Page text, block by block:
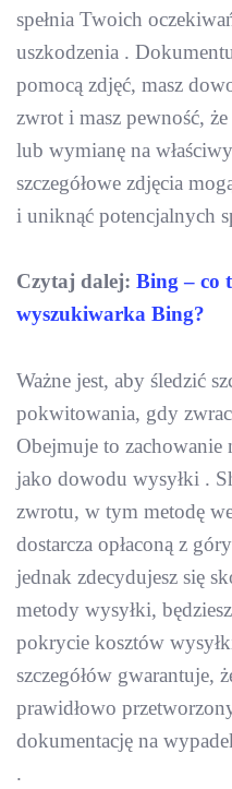
spełnia Twoich
uszkodzenia .
pomocą zdjęć, masz
zwrot i masz pewność,
lub wymianę na
szczegółowe zdjęcia
i uniknąć potencjalnych
Czytaj dalej: Bing – co
wyszukiwarka Bing?
Ważne jest, aby śledzić
pokwitowania, gdy
Obejmuje to zachowanie
jako dowodu wysyłki .
zwrotu, w tym metodę
dostarcza opłaconą z
jednak zdecydujesz się
metody wysyłki,
pokrycie kosztów
szczegółów gwarantuje,
prawidłowo
dokumentację na
.